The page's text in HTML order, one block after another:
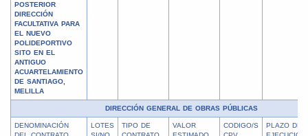
POSTERIOR
DIRECCIÓN
FACULTATIVA PARA
EL NUEVO
POLIDEPORTIVO
SITO EN EL
ANTIGUO
ACUARTELAMIENTO
DE SANTIAGO,
MELILLA
DIRECCIÓN GENERAL DE OBRAS PÚBLICAS
DENOMINACIÓN
LOTES
TIPO DE
VALOR
CODIGO/S
PLAZO DE